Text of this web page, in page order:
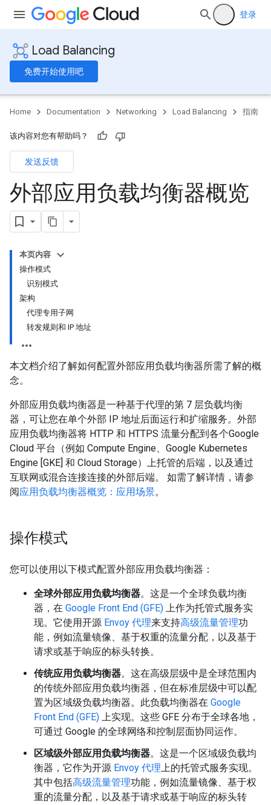
登录
Load Balancing
免费开始使用吧
Home Documentation Networking Load Balancing 指南
该内容对您有帮助吗？
发送反馈
外部应用负载均衡器概览
本页内容
操作模式
识别模式
架构
代理专用子网
转发规则和 IP 地址
本文档介绍了解如何配置外部应用负载均衡器所需了解的概
念。
外部应用负载均衡器是一种基于代理的第 7 层负载均衡
器，可让您在单个外部 IP 地址后面运行和扩缩服务。外部
应用负载均衡器将 HTTP 和 HTTPS 流量分配到各个Google
Cloud 平台（例如 Compute Engine、Google Kubernetes
Engine [GKE] 和 Cloud Storage）上托管的后端，以及通过
互联网或混合连接连接的外部后端。 如需了解详情，请参
阅应用负载均衡器概览：应用场景。
操作模式
您可以使用以下模式配置外部应用负载均衡器：
全球外部应用负载均衡器。这是一个全球负载均衡
器，在 Google Front End (GFE) 上作为托管式服务实
现。它使用开源 Envoy 代理来支持高级流量管理功
能，例如流量镜像、基于权重的流量分配，以及基于
请求或基于响应的标头转换。
传统应用负载均衡器。这在高级层级中是全球范围内
的传统外部应用负载均衡器，但在标准层级中可以配
置为区域级负载均衡器。此负载均衡器在 Google
Front End (GFE) 上实现。这些 GFE 分布于全球各地，
可通过 Google 的全球网络和控制层面协同运作。
区域级外部应用负载均衡器。这是一个区域级负载均
衡器，它作为开源 Envoy 代理上的托管式服务实现。
其中包括高级流量管理功能，例如流量镜像、基于权
重的流量分配，以及基于请求或基于响应的标头转